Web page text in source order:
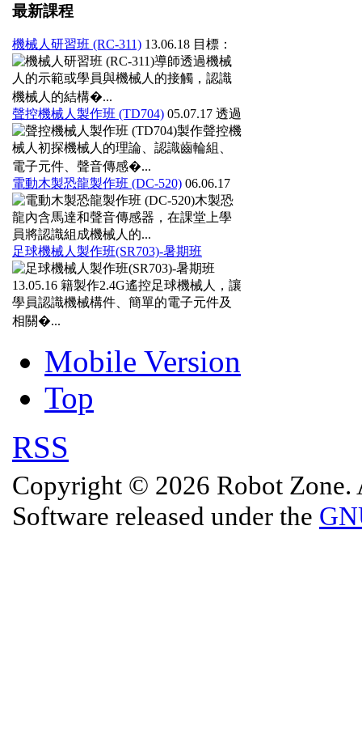
最新課程
機械人研習班 (RC-311) 13.06.18 目標：
導師透過機械
人的示範或學員與機械人的接觸，認識
機械人的結構�...
聲控機械人製作班 (TD704) 05.07.17 透過
製作聲控機
械人初探機械人的理論、認識齒輪組、
電子元件、聲音傳感�...
電動木製恐龍製作班 (DC-520) 06.06.17
木製恐
龍內含馬達和聲音傳感器，在課堂上學
員將認識組成機械人的...
足球機械人製作班(SR703)-暑期班
13.05.16 籍製作2.4G遙控足球機械人，讓
學員認識機械構件、簡單的電子元件及
相關�...
Mobile Version
Top
RSS
Copyright © 2026 Robot Zone.
Software released under the